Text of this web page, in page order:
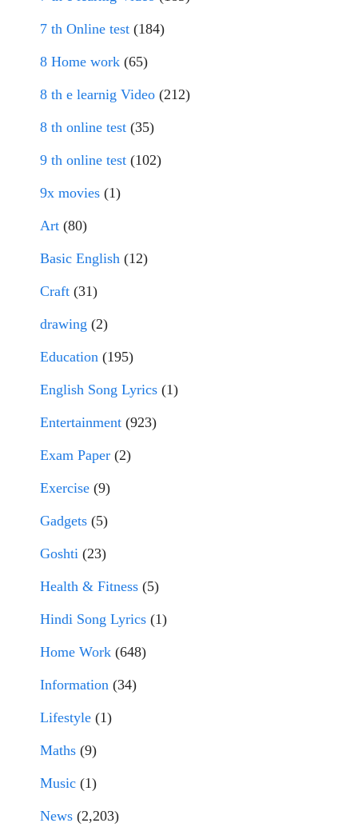
7 th Online test (184)
8 Home work (65)
8 th e learnig Video (212)
8 th online test (35)
9 th online test (102)
9x movies (1)
Art (80)
Basic English (12)
Craft (31)
drawing (2)
Education (195)
English Song Lyrics (1)
Entertainment (923)
Exam Paper (2)
Exercise (9)
Gadgets (5)
Goshti (23)
Health & Fitness (5)
Hindi Song Lyrics (1)
Home Work (648)
Information (34)
Lifestyle (1)
Maths (9)
Music (1)
News (2,203)